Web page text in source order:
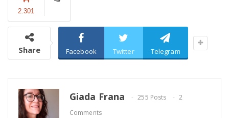
2.301
Share Facebook Twitter Telegram
Giada Frana 255 Posts
2
Comments